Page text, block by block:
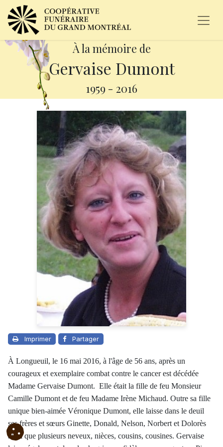
À la mémoire de
Gervaise Dumont
1959 - 2016
Imprimer Partager
À Longueuil, le 16 mai 2016, à l'âge de 56 ans, après un
courageux et exemplaire combat contre le cancer est décédée
Madame Gervaise Dumont. Elle était la fille de feu Monsieur
Camille Dumont et de feu Madame Irène Michaud. Outre sa fille
unique bien-aimée Véronique Dumont, elle laisse dans le deuil
ses frères et sœurs Ginette, Donald, Nelson, Norbert et Dolorès
ainsi que plusieurs neveux, nièces, cousins, cousines. Gervaise